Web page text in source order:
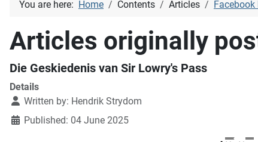
You are here: Home Contents Articles Facebook
Articles originally
Die Geskiedenis van Sir Lowry's Pass
Details
Written by: Hendrik Strydom
Published: 04 June 2025